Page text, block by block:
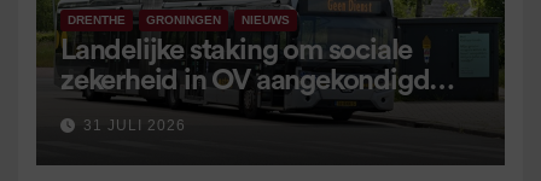
DRENTHE GRONINGEN NIEUWS
Landelijke staking om sociale
zekerheid in OV aangekondigd
voor 9 september
31 JULI 2026